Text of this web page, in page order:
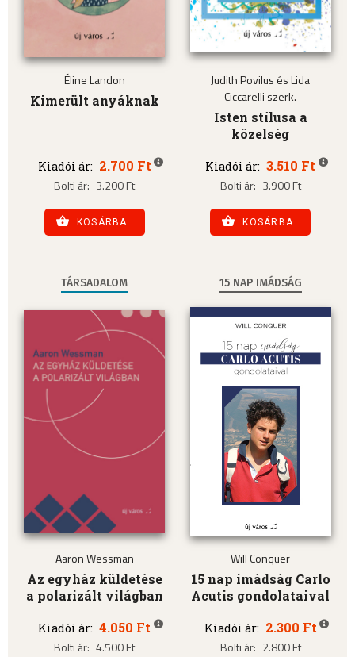
Éline Landon
Kimerült anyáknak
Kiadói ár: 2.700 Ft
Bolti ár: 3.200 Ft
KOSÁRBA
Judith Povilus és Lida
Ciccarelli szerk.
Isten stílusa a
közelség
Kiadói ár: 3.510 Ft
Bolti ár: 3.900 Ft
KOSÁRBA
TÁRSADALOM
Aaron Wessman
Az egyház küldetése
a polarizált világban
Kiadói ár: 4.050 Ft
Bolti ár: 4.500 Ft
15 NAP IMÁDSÁG
Will Conquer
15 nap imádság Carlo
Acutis gondolataival
Kiadói ár: 2.300 Ft
Bolti ár: 2.800 Ft